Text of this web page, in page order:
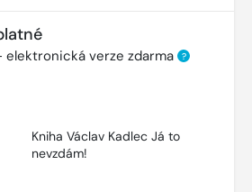
elektronická verze zdarma ?
Kniha Václav Kadlec Já to
nevzdám!